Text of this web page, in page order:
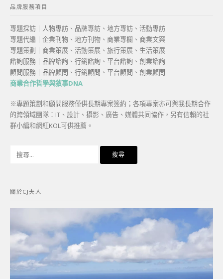
品牌服務項目
專題採訪｜人物專訪、品牌專訪、地方專訪、活動專訪
專題代編｜企業刊物、地方刊物、商業專欄、商業文案
專題策劃｜商業策展、活動策展、旅行策展、生活策展
諮詢服務｜品牌諮詢、行銷諮詢、平台諮詢、創業諮詢
顧問服務｜品牌顧問、行銷顧問、平台顧問、創業顧問
商業合作哲學與敘事DNA
※專題策劃和顧問服務僅供長期專案簽約；各項專案亦可與我長期合作
的跨領域團隊：IT、設計、攝影、廣告、媒體共同協作，另有信賴的社
群小編和網紅KOL可供推薦。
字:
關於CJ夫人